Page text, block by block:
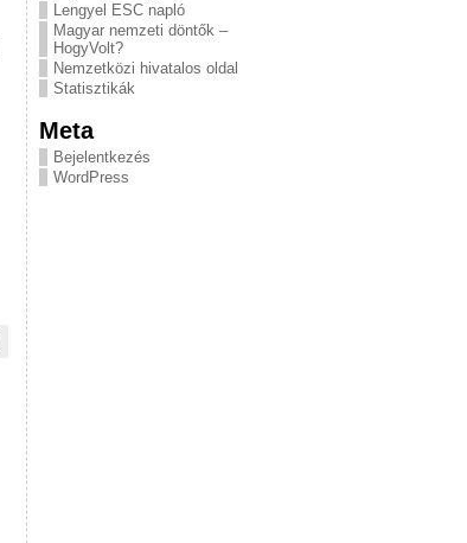
Lengyel ESC napló
Magyar nemzeti döntők –
HogyVolt?
Nemzetközi hivatalos oldal
Statisztikák
Meta
Bejelentkezés
WordPress